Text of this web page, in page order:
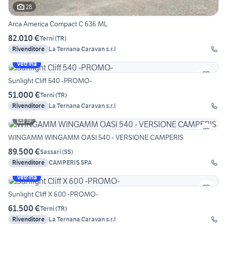
28
Arca America Compact C 636 ML
82.010 €Terni(TR)
Rivenditore La Ternana Caravan s.r.l
Vetrina
Sunlight Cliff 540 -PROMO-
51.000 €Terni(TR)
Rivenditore La Ternana Caravan s.r.l
19
WINGAMM WINGAMM OASI 540 - VERSIONE CAMPERIS
89.500 €Sassari(SS)
Rivenditore CAMPERIS SPA
Vetrina
Sunlight Cliff X 600 -PROMO-
61.500 €Terni(TR)
Rivenditore La Ternana Caravan s.r.l